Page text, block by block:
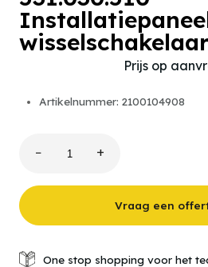
Prijs op
Artikelnummer: 2100104908
−
531.030.510
wisselschakelaar
+
Vraag een
One stop shopping voor het